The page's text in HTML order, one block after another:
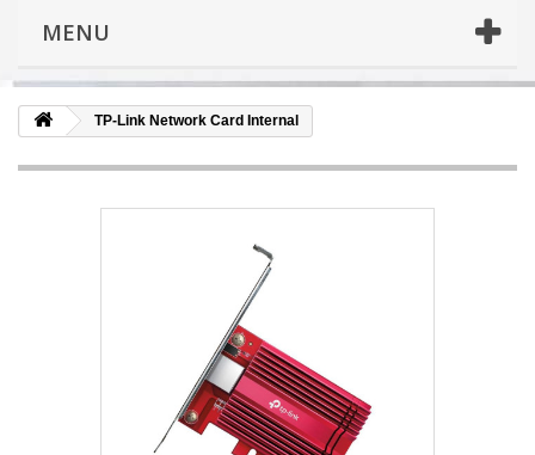
MENU
TP-Link Network Card Internal